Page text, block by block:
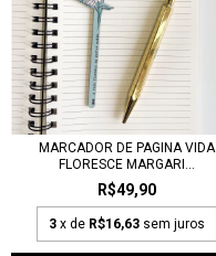
MARCADOR DE PAGINA VIDA
FLORESCE MARGARI...
R$49,90
3 x de R$16,63 sem juros